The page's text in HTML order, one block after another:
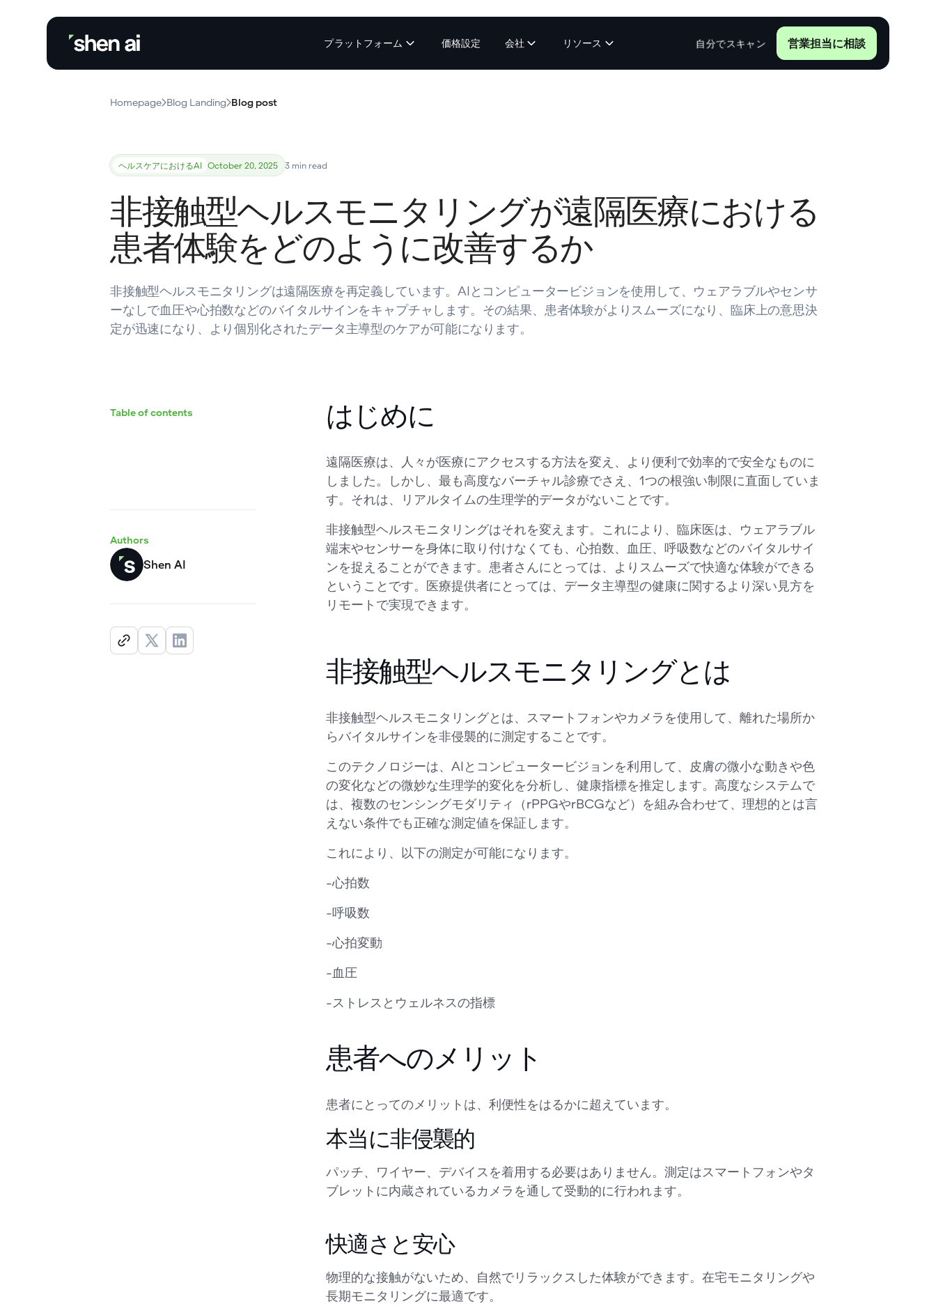
プラットフォーム 価格設定 会社 リソース 自分でスキャン 営業担当に相談
Homepage Blog Landing Blog post
ヘルスケアにおけるAI October 20, 2025 3 min read
非接触型ヘルスモニタリングが遠隔医療における
患者体験をどのように改善するか
非接触型ヘルスモニタリングは遠隔医療を再定義しています。AIとコンピュータービジョンを使用して、ウェアラブルやセンサ
ーなしで血圧や心拍数などのバイタルサインをキャプチャします。その結果、患者体験がよりスムーズになり、臨床上の意思決
定が迅速になり、より個別化されたデータ主導型のケアが可能になります。
Table of contents
Authors
Shen AI
はじめに
遠隔医療は、人々が医療にアクセスする方法を変え、より便利で効率的で安全なものに
しました。しかし、最も高度なバーチャル診療でさえ、1つの根強い制限に直面していま
す。それは、リアルタイムの生理学的データがないことです。
非接触型ヘルスモニタリングはそれを変えます。これにより、臨床医は、ウェアラブル
端末やセンサーを身体に取り付けなくても、心拍数、血圧、呼吸数などのバイタルサイ
ンを捉えることができます。患者さんにとっては、よりスムーズで快適な体験ができる
ということです。医療提供者にとっては、データ主導型の健康に関するより深い見方を
リモートで実現できます。
非接触型ヘルスモニタリングとは
非接触型ヘルスモニタリングとは、スマートフォンやカメラを使用して、離れた場所か
らバイタルサインを非侵襲的に測定することです。
このテクノロジーは、AIとコンピュータービジョンを利用して、皮膚の微小な動きや色
の変化などの微妙な生理学的変化を分析し、健康指標を推定します。高度なシステムで
は、複数のセンシングモダリティ（rPPGやrBCGなど）を組み合わせて、理想的とは言
えない条件でも正確な測定値を保証します。
これにより、以下の測定が可能になります。
-心拍数
-呼吸数
-心拍変動
-血圧
-ストレスとウェルネスの指標
患者へのメリット
患者にとってのメリットは、利便性をはるかに超えています。
本当に非侵襲的
パッチ、ワイヤー、デバイスを着用する必要はありません。測定はスマートフォンやタ
ブレットに内蔵されているカメラを通して受動的に行われます。
快適さと安心
物理的な接触がないため、自然でリラックスした体験ができます。在宅モニタリングや
長期モニタリングに最適です。